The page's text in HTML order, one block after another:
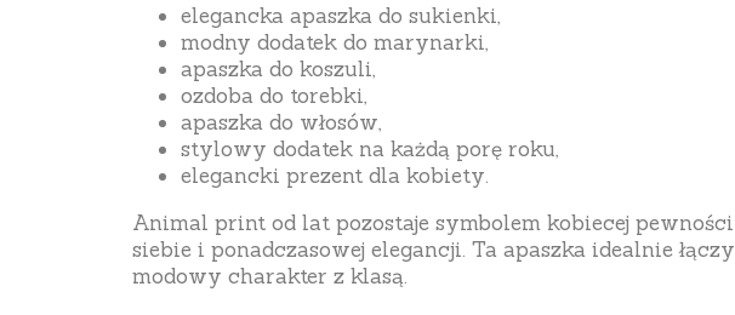
elegancka apaszka do sukienki,
modny dodatek do marynarki,
apaszka do koszuli,
ozdoba do torebki,
apaszka do włosów,
stylowy dodatek na każdą porę roku,
elegancki prezent dla kobiety.
Animal print od lat pozostaje symbolem kobiecej pewności
siebie i ponadczasowej elegancji. Ta apaszka idealnie łączy
modowy charakter z klasą.